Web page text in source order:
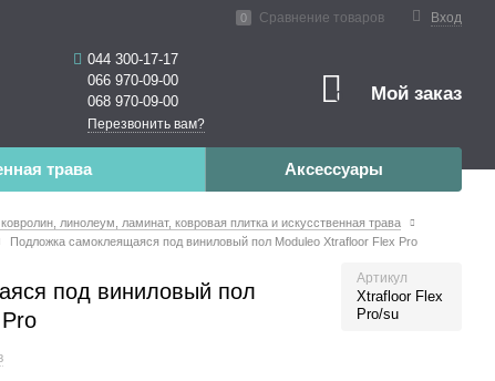
Вход
0 Сравнение товаров
044 300-17-17
066 970-09-00
068 970-09-00
Перезвонить вам?
0 Мой заказ
трава Аксессуары
линолеум, ламинат, ковровая плитка и искусственная трава
Подложка самоклеящаяся под виниловый пол Moduleo Xtrafloor Flex Pro
под виниловый пол
Артикул
Xtrafloor Flex
Pro/su